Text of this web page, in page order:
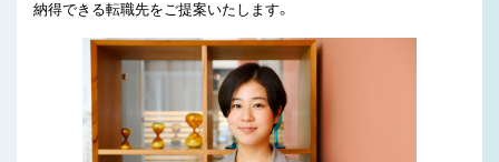
納得できる転職先をご提案いたします。